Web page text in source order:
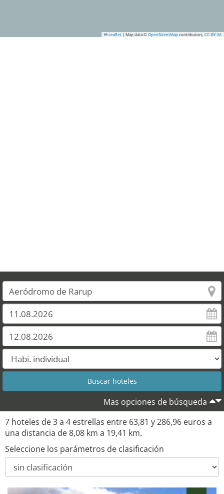
Leaflet | Map data © OpenStreetMap contributors, CC-BY-SA
Mas opciones de búsqueda
7 hoteles de 3 a 4 estrellas entre 63,81 y 286,96 euros a
una distancia de 8,08 km a 19,41 km.
Seleccione los parámetros de clasificación